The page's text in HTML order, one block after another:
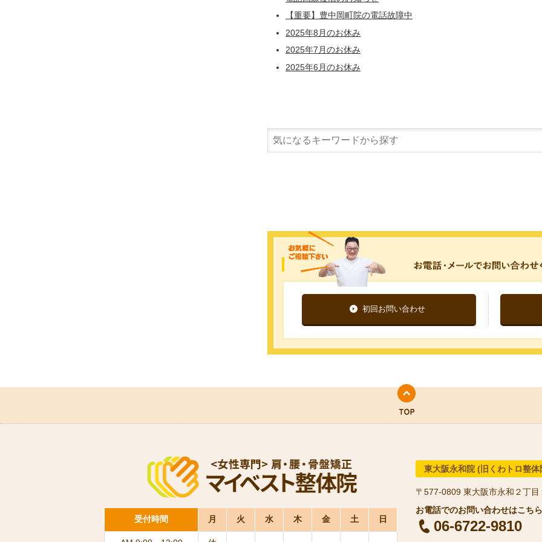
【重要】豊中岡町院の電話故障中
2025年8月のお休み
2025年7月のお休み
2025年6月のお休み
初回お問い合わせ
受付時間 月 火 水 木 金 土 日
東大阪永和院 (旧くわトロ整体
〒577-0809 東大阪市永和２丁
06-6722-9810